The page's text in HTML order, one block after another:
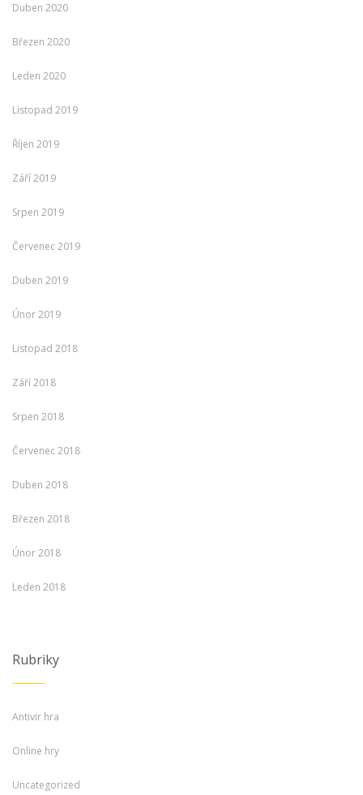
Duben 2020
Březen 2020
Leden 2020
Listopad 2019
Říjen 2019
Září 2019
Srpen 2019
Červenec 2019
Duben 2019
Únor 2019
Listopad 2018
Září 2018
Srpen 2018
Červenec 2018
Duben 2018
Březen 2018
Únor 2018
Leden 2018
Rubriky
Antivir hra
Online hry
Uncategorized